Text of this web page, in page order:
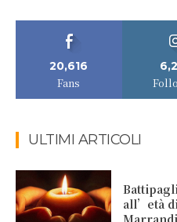
20,616
Fans
ULTIMI ARTICOLI
all’età